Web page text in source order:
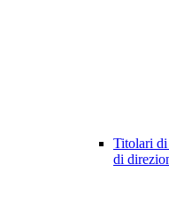
Titolari
di